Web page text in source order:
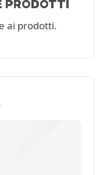
PRODOTTI
ai prodotti.